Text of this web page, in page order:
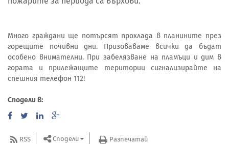
Много граждани ще потърсят прохлада в планините през
горещите почивни дни. Призоваваме всички да бъдат
особено внимателни. При забелязване на пламъци и дим в
гората и прилежащите територии сигнализирайте на
спешния телефон 112!
Сподели в:
RSS Сподели Разпечатай